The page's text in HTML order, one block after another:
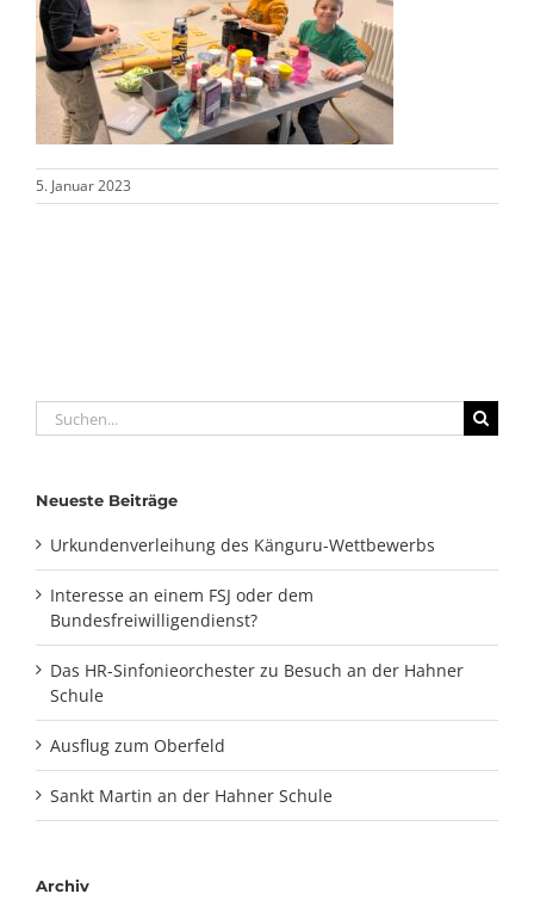
5. Januar 2023
Suche
nach:
Neueste Beiträge
Urkundenverleihung des Känguru-Wettbewerbs
Interesse an einem FSJ oder dem
Bundesfreiwilligendienst?
Das HR-Sinfonieorchester zu Besuch an der Hahner
Schule
Ausflug zum Oberfeld
Sankt Martin an der Hahner Schule
Archiv